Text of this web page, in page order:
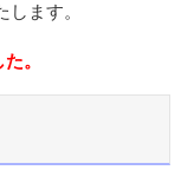
ます。
。